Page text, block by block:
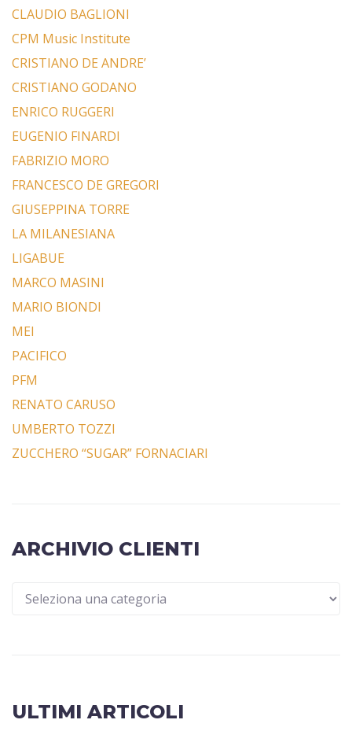
CLAUDIO BAGLIONI
CPM Music Institute
CRISTIANO DE ANDRE’
CRISTIANO GODANO
ENRICO RUGGERI
EUGENIO FINARDI
FABRIZIO MORO
FRANCESCO DE GREGORI
GIUSEPPINA TORRE
LA MILANESIANA
LIGABUE
MARCO MASINI
MARIO BIONDI
MEI
PACIFICO
PFM
RENATO CARUSO
UMBERTO TOZZI
ZUCCHERO “SUGAR” FORNACIARI
ARCHIVIO CLIENTI
ULTIMI ARTICOLI